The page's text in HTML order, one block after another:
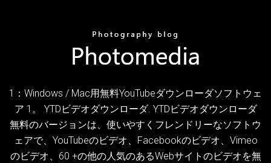
1：Windows / Mac用無料YouTubeダウンローダソフトウェ
ア 1。 YTDビデオダウンローダ. YTDビデオダウンローダ
無料のバージョンは、使いやすくフレンドリーなソフトウ
ェアで、YouTubeのビデオ、Facebookのビデオ、Vimeo
のビデオ、60 +の他の人気のあるWebサイトのビデオを無